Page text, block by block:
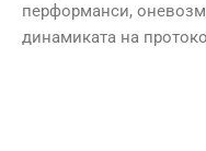
перформанси,
динамиката на